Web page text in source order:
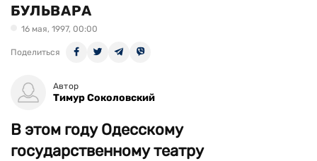
БУЛЬВАРА
16 мая, 1997, 00:00
Поделиться
Автор
Тимур Соколовский
В этом году Одесскому
государственному театру